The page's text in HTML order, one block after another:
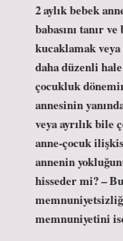
2 aylık bebek
babasını tanır
kucaklamak
daha düzenli
çocukluk
annesinin
veya ayrılık bile
anne-çocuk
annenin
hisseder mi? –
memnuniyetini